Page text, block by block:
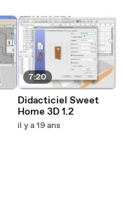
7:20
Didacticiel Sweet
Home 3D 1.2
il y a 19 ans